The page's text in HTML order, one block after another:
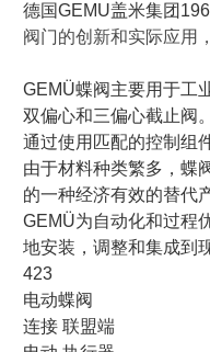
德国GEMU盖米集团
阀门的创新和实际应用
GEMÜ蝶阀主要用于工
双偏心和三偏心截止阀。
通过使用匹配的控制组
由于材料种类繁多，蝶
的一种经济有效的替代
GEMÜ为自动化和过程
地安装，调整和集成到
423
电动蝶阀
连接 联盟端